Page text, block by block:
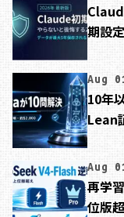
期設
Aug
10年
Lean
Aug
再学
位版